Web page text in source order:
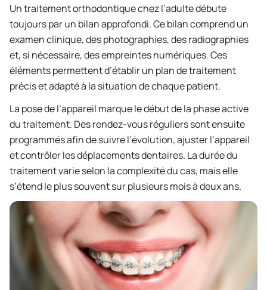
Un traitement orthodontique chez l’adulte débute
toujours par un bilan approfondi. Ce bilan comprend un
examen clinique, des photographies, des radiographies
et, si nécessaire, des empreintes numériques. Ces
éléments permettent d’établir un plan de traitement
précis et adapté à la situation de chaque patient.
La pose de l’appareil marque le début de la phase active
du traitement. Des rendez-vous réguliers sont ensuite
programmés afin de suivre l’évolution, ajuster l’appareil
et contrôler les déplacements dentaires. La durée du
traitement varie selon la complexité du cas, mais elle
s’étend le plus souvent sur plusieurs mois à deux ans.